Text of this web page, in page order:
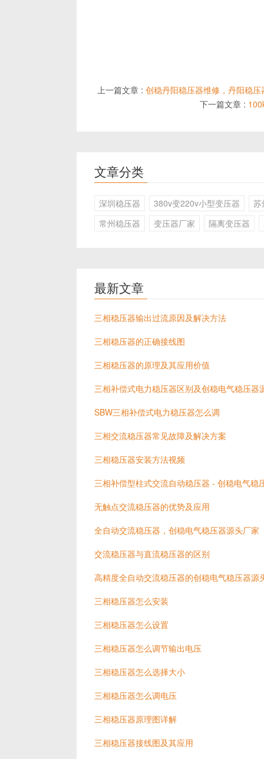
上一篇文章 : 创稳丹阳稳压器维修，丹阳稳
下一篇文章 :
文章分类
深圳稳压器 380v变220v小型变压器
苏
常州稳压器
变压器厂家 隔离变压器
最新文章
三相稳压器输出过流原因及解决方法
三相稳压器的正确接线图
三相稳压器的原理及其应用价值
三相补偿式电力稳压器区别及创稳电气稳压器
SBW三相补偿式电力稳压器怎么调
三相交流稳压器常见故障及解决方案
三相稳压器安装方法视频
三相补偿型柱式交流自动稳压器 - 创稳电气稳
无触点交流稳压器的优势及应用
全自动交流稳压器，创稳电气稳压器源头厂家
交流稳压器与直流稳压器的区别
高精度全自动交流稳压器的创稳电气稳压器源
三相稳压器怎么安装
三相稳压器怎么设置
三相稳压器怎么调节输出电压
三相稳压器怎么选择大小
三相稳压器怎么调电压
三相稳压器原理图详解
三相稳压器接线图及其应用